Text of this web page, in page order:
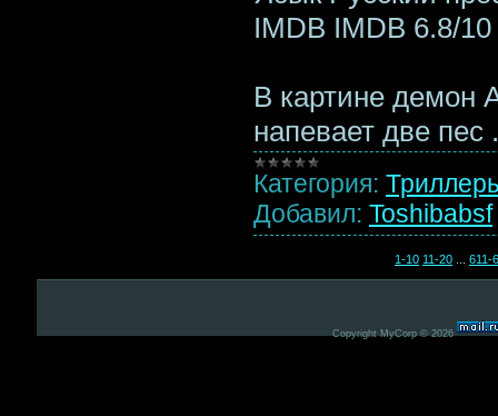
IMDB IMDB 6.8/
В картине демон
напевает две пес
Категория:
Добавил: Toshibabsf
1-10 11-20 611-
Copyright MyCorp © 2026